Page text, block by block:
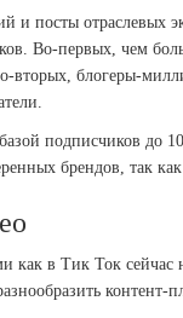
и посты
Во-первых, чем
вторых, блогеры-
подписчиков до
брендов, так
как в Тик Ток сейчас
контент-